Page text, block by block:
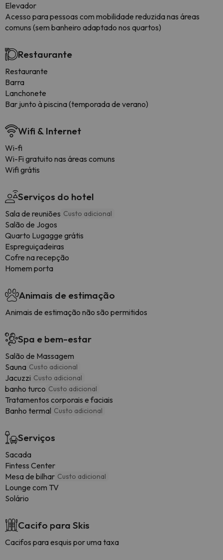
Elevador
Acesso para pessoas com mobilidade reduzida nas áreas
comuns (sem banheiro adaptado nos quartos)
Restaurante
Restaurante
Barra
Lanchonete
Bar junto à piscina (temporada de verano)
Wifi & Internet
Wi-fi
Wi-Fi gratuito nas áreas comuns
Wifi grátis
Serviços do hotel
Sala de reuniões Custo adicional
Salão de Jogos
Quarto Lugagge grátis
Espreguiçadeiras
Cofre na recepção
Homem porta
Animais de estimação
Animais de estimação não são permitidos
Spa e bem-estar
Salão de Massagem
Sauna Custo adicional
Jacuzzi Custo adicional
banho turco Custo adicional
Tratamentos corporais e faciais
Banho termal Custo adicional
Serviços
Sacada
Fintess Center
Mesa de bilhar Custo adicional
Lounge com TV
Solário
Cacifo para Skis
Cacifos para esquis por uma taxa